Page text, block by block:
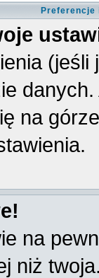
Preferencje
na
na
niż